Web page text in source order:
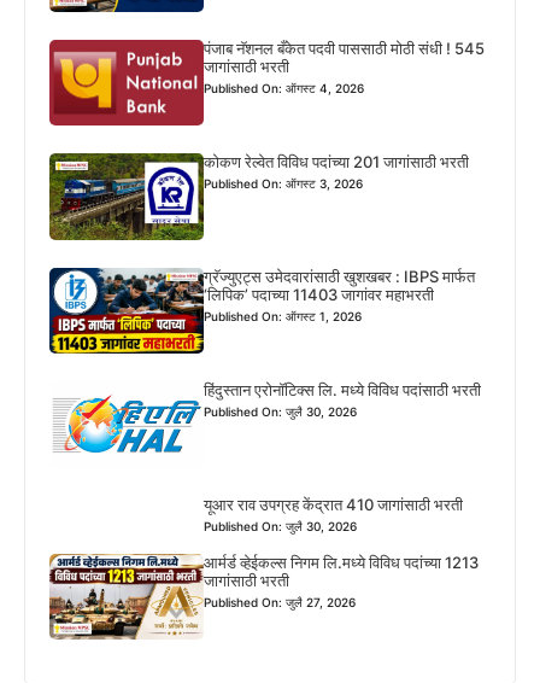
पंजाब नॅशनल बँकेत पदवी पाससाठी मोठी संधी ! 545
जागांसाठी भरती
Published On: ऑगस्ट 4, 2026
कोकण रेल्वेत विविध पदांच्या 201 जागांसाठी भरती
Published On: ऑगस्ट 3, 2026
ग्रॅज्युएट्स उमेदवारांसाठी खुशखबर : IBPS मार्फत
‘लिपिक’ पदाच्या 11403 जागांवर महाभरती
Published On: ऑगस्ट 1, 2026
हिंदुस्तान एरोनॉटिक्स लि. मध्ये विविध पदांसाठी भरती
Published On: जुलै 30, 2026
यूआर राव उपग्रह केंद्रात 410 जागांसाठी भरती
Published On: जुलै 30, 2026
आर्मर्ड व्हेईकल्स निगम लि.मध्ये विविध पदांच्या 1213
जागांसाठी भरती
Published On: जुलै 27, 2026